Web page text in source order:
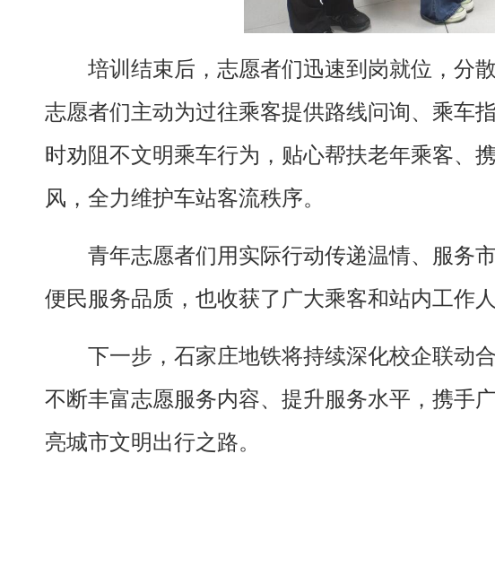
培训结束后，志愿者们迅速到岗就位，分
志愿者们主动为过往乘客提供路线问询、乘车
时劝阻不文明乘车行为，贴心帮扶老年乘客、
风，全力维护车站客流秩序。
青年志愿者们用实际行动传递温情、服务
便民服务品质，也收获了广大乘客和站内工作
下一步，石家庄地铁将持续深化校企联动
不断丰富志愿服务内容、提升服务水平，携手
亮城市文明出行之路。